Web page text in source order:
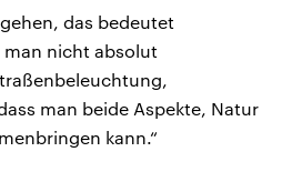
Podcasts
das bedeutet
nicht absolut
man beide Aspekte, Natur
kann.“